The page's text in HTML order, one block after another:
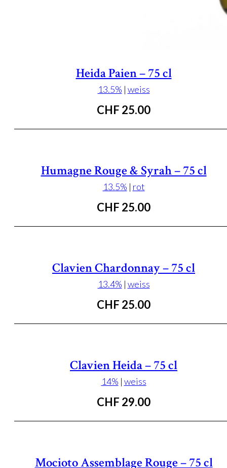
Heida Paien – 75 cl
13.5% | weiss
CHF 25.00
Humagne Rouge & Syrah – 75 cl
13.5% | rot
CHF 25.00
Clavien Chardonnay – 75 cl
13.4% | weiss
CHF 25.00
Clavien Heida – 75 cl
14% | weiss
CHF 29.00
Mocioto Assemblage Rouge – 75 cl